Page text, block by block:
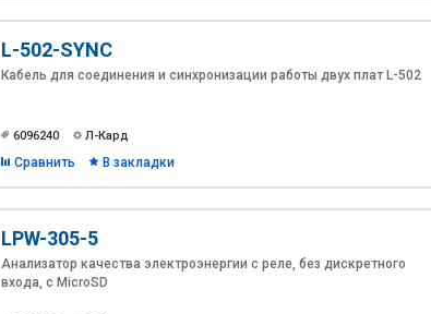
L-502-SYNC
Кабель для соединения и синхронизации работы двух плат L-502
6096240 Л-Кард
Сравнить В закладки
LPW-305-5
Анализатор качества электроэнергии с реле, без дискретного
входа, c MicroSD